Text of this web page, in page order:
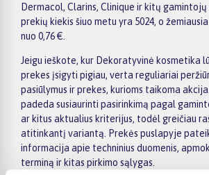
Dermacol, Clarins, Clinique ir kitų
prekių kiekis šiuo metu yra 5024, o
nuo 0,76 €.
Jeigu ieškote, kur Dekoratyvinė kosmetika
prekes įsigyti pigiau, verta reguliariai
pasiūlymus ir prekes, kurioms taikoma
padeda susiaurinti pasirinkimą pagal
ar kitus aktualius kriterijus, todėl greičiau
atitinkantį variantą. Prekės puslapyje
informacija apie techninius duomenis,
terminą ir kitas pirkimo sąlygas.